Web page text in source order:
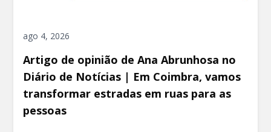
ago 4, 2026
Artigo de opinião de Ana Abrunhosa no
Diário de Notícias | Em Coimbra, vamos
transformar estradas em ruas para as
pessoas